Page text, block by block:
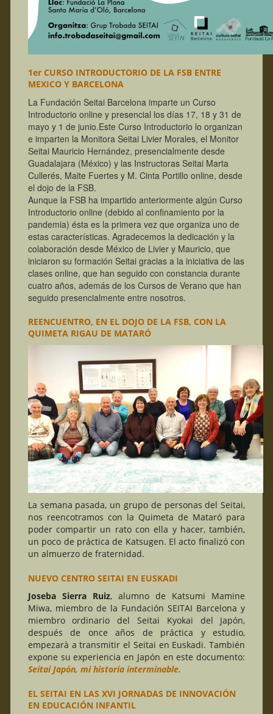
1er CURSO INTRODUCTORIO DE LA FSB ENTRE
MEXICO Y BARCELONA
La Fundación Seitai Barcelona imparte un Curso
Introductorio online y presencial los días 17, 18 y 31 de
mayo y 1 de junio.Este Curso Introductorio lo organizan
e imparten la Monitora Seitai Livier Morales, el Monitor
Seitai Mauricio Hernández, presencialmente desde
Guadalajara (México) y las Instructoras Seitai Marta
Cullerés, Maite Fuertes y M. Cinta Portillo online, desde
el dojo de la FSB.
Aunque la FSB ha impartido anteriormente algún Curso
Introductorio online (debido al confinamiento por la
pandemia) ésta es la primera vez que organiza uno de
estas características. Agradecemos la dedicación y la
colaboración desde México de Livier y Mauricio, que
iniciaron su formación Seitai gracias a la iniciativa de las
clases online, que han seguido con constancia durante
cuatro años, además de los Cursos de Verano que han
seguido presencialmente entre nosotros.
REENCUENTRO, EN EL DOJO DE LA FSB, CON LA
QUIMETA RIGAU DE MATARÓ
La semana pasada, un grupo de personas del Seitai,
nos reencotramos con la Quimeta de Mataró para
poder compartir un rato con ella y hacer, también,
un poco de práctica de Katsugen. El acto finalizó con
un almuerzo de fraternidad.
NUEVO CENTRO SEITAI EN EUSKADI
Joseba Sierra Ruiz, alumno de Katsumi Mamine
Miwa, miembro de la Fundación SEITAI Barcelona y
miembro ordinario del Seitai Kyokai del Japón,
después de once años de práctica y estudio,
empezarà a transmitir el Seitai en Euskadi. También
expone su experiencia en Japón en este documento:
Seitai Japón, mi historia interminable.
EL SEITAI EN LAS XVI JORNADAS DE INNOVACIÓN
EN EDUCACIÓN INFANTIL